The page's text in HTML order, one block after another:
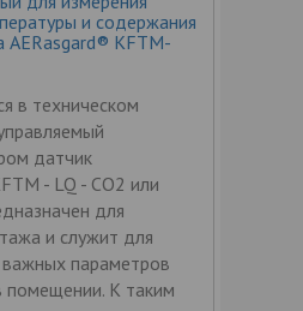
и содержания
AERasgard® KFTM-
в техническом
датчик
- LQ - CO2 или
для
и служит для
важных параметров
помещении. К таким